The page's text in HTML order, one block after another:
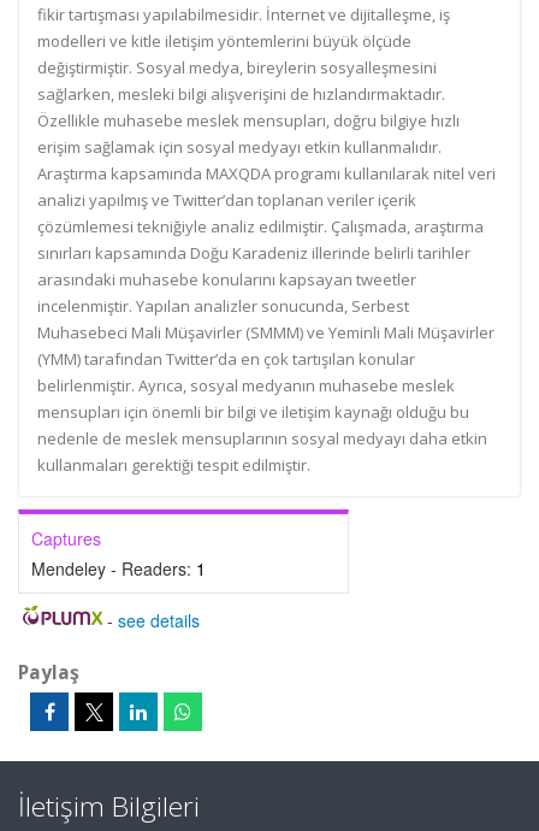
fikir tartışması yapılabilmesidir. İnternet ve dijitalleşme, iş
modelleri ve kitle iletişim yöntemlerini büyük ölçüde
değiştirmiştir. Sosyal medya, bireylerin sosyalleşmesini
sağlarken, mesleki bilgi alışverişini de hızlandırmaktadır.
Özellikle muhasebe meslek mensupları, doğru bilgiye hızlı
erişim sağlamak için sosyal medyayı etkin kullanmalıdır.
Araştırma kapsamında MAXQDA programı kullanılarak nitel veri
analizi yapılmış ve Twitter’dan toplanan veriler içerik
çözümlemesi tekniğiyle analiz edilmiştir. Çalışmada, araştırma
sınırları kapsamında Doğu Karadeniz illerinde belirli tarihler
arasındaki muhasebe konularını kapsayan tweetler
incelenmiştir. Yapılan analizler sonucunda, Serbest
Muhasebeci Mali Müşavirler (SMMM) ve Yeminli Mali Müşavirler
(YMM) tarafından Twitter’da en çok tartışılan konular
belirlenmiştir. Ayrıca, sosyal medyanın muhasebe meslek
mensupları için önemli bir bilgi ve iletişim kaynağı olduğu bu
nedenle de meslek mensuplarının sosyal medyayı daha etkin
kullanmaları gerektiği tespit edilmiştir.
Captures
Mendeley - Readers: 1
- see details
Paylaş
İletişim Bilgileri